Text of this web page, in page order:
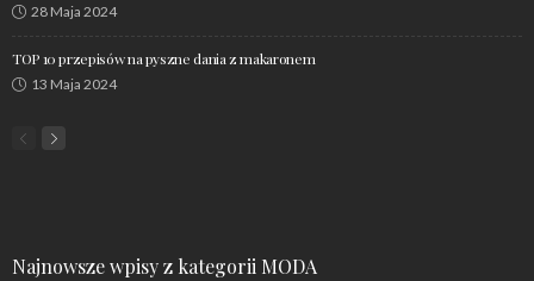
28 Maja 2024
TOP 10 przepisów na pyszne dania z makaronem
13 Maja 2024
Najnowsze wpisy z kategorii MODA